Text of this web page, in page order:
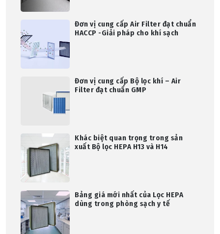
Đơn vị cung cấp Air Filter đạt chuẩn
HACCP -Giải pháp cho khí sạch
Đơn vị cung cấp Bộ lọc khí – Air
Filter đạt chuẩn GMP
Khác biệt quan trọng trong sản
xuất Bộ lọc HEPA H13 và H14
Bảng giá mới nhất của Lọc HEPA
dùng trong phòng sạch y tế